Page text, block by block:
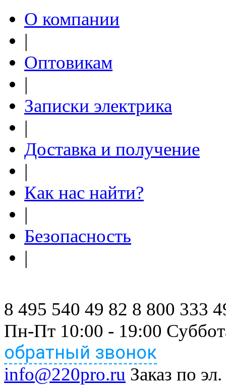
О компании
|
Оптовикам
|
Записки электрика
|
Доставка и получение
|
Как нас найти?
|
Безопасность
|
8 495 540 49 82 8 800 333
Пн-Пт 10:00 - 19:00
обратный звонок
info@220pro.ru Заказ по